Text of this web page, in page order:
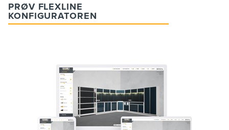
PRØV FLEXLINE
KONFIGURATOREN